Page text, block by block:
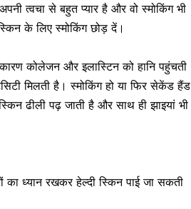
त्वचा से बहुत प्यार है और वो स्मोकिंग भी
के लिए स्मोकिंग छोड़ दें।
कोलेजन और इलास्टिन को हानि पहुंचती
मिलती है। स्मोकिंग हो या फिरसेकेंड हैंड
ढीली पढ़ जाती है और साथ ही झाइयां भी
का ध्यान रखकरहेल्दी स्किन पाई जा सकती